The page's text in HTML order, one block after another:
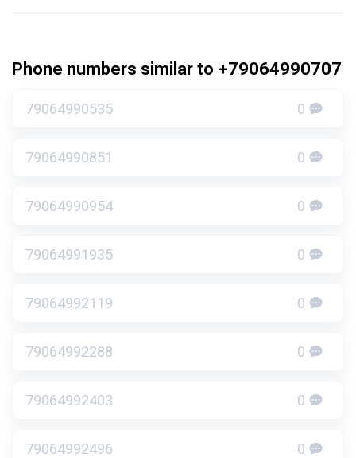
Phone numbers similar to +79064990707
79064990535 0
79064990851 0
79064990954 0
79064991935 0
79064992119 0
79064992288 0
79064992403 0
79064992496 0